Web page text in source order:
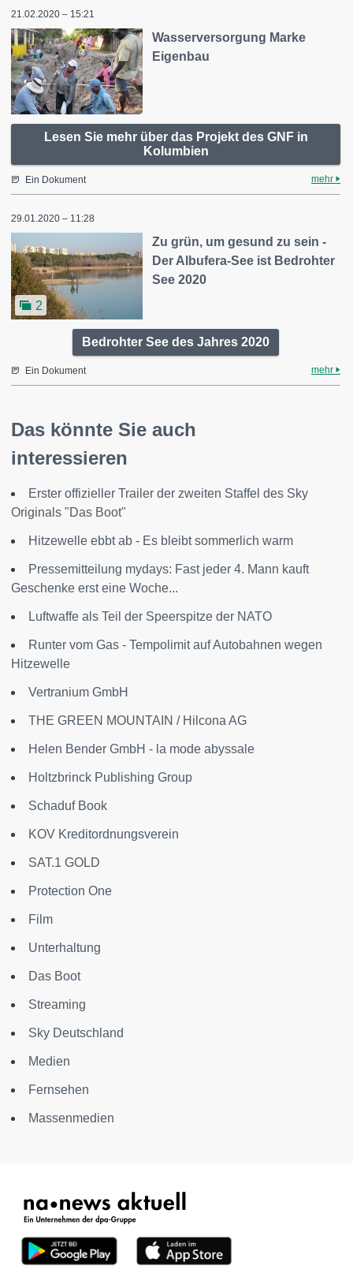
21.02.2020 – 15:21
Wasserversorgung Marke
Eigenbau
Lesen Sie mehr über das Projekt des GNF in
Kolumbien
Ein Dokument mehr
29.01.2020 – 11:28
2
Zu grün, um gesund zu sein -
Der Albufera-See ist Bedrohter
See 2020
Bedrohter See des Jahres 2020
Ein Dokument mehr
Das könnte Sie auch
interessieren
Erster offizieller Trailer der zweiten Staffel des Sky
Originals "Das Boot"
Hitzewelle ebbt ab - Es bleibt sommerlich warm
Pressemitteilung mydays: Fast jeder 4. Mann kauft
Geschenke erst eine Woche...
Luftwaffe als Teil der Speerspitze der NATO
Runter vom Gas - Tempolimit auf Autobahnen wegen
Hitzewelle
Vertranium GmbH
THE GREEN MOUNTAIN / Hilcona AG
Helen Bender GmbH - la mode abyssale
Holtzbrinck Publishing Group
Schaduf Book
KOV Kreditordnungsverein
SAT.1 GOLD
Protection One
Film
Unterhaltung
Das Boot
Streaming
Sky Deutschland
Medien
Fernsehen
Massenmedien